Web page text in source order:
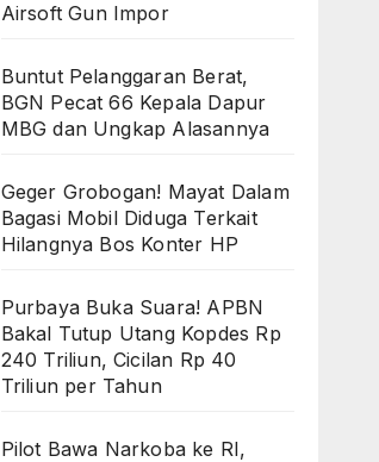
Airsoft Gun Impor
Buntut Pelanggaran Berat,
BGN Pecat 66 Kepala Dapur
MBG dan Ungkap Alasannya
Geger Grobogan! Mayat Dalam
Bagasi Mobil Diduga Terkait
Hilangnya Bos Konter HP
Purbaya Buka Suara! APBN
Bakal Tutup Utang Kopdes Rp
240 Triliun, Cicilan Rp 40
Triliun per Tahun
Pilot Bawa Narkoba ke RI,